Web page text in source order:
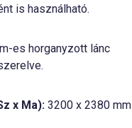
is használható.
es horganyzott lánc
x Ma): 3200 x 2380 mm